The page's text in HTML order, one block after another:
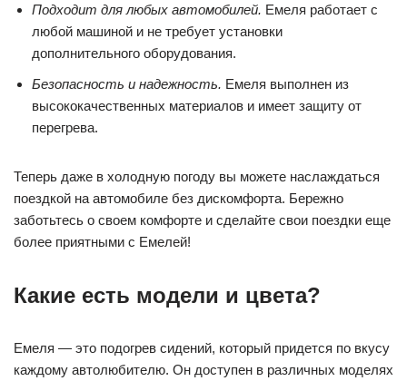
Подходит для любых автомобилей. Емеля работает с
любой машиной и не требует установки
дополнительного оборудования.
Безопасность и надежность. Емеля выполнен из
высококачественных материалов и имеет защиту от
перегрева.
Теперь даже в холодную погоду вы можете наслаждаться
поездкой на автомобиле без дискомфорта. Бережно
заботьтесь о своем комфорте и сделайте свои поездки еще
более приятными с Емелей!
Какие есть модели и цвета?
Емеля — это подогрев сидений, который придется по вкусу
каждому автолюбителю. Он доступен в различных моделях